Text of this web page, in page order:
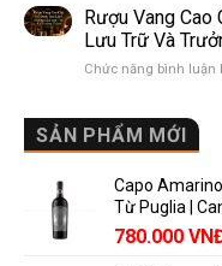
Rượu Vang
Lưu Trữ Và
Chức năng bình luận
SẢN PHẨM MỚI
Capo
Từ Puglia |
Giá
780.000